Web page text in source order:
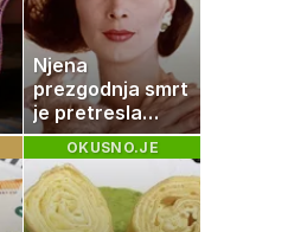
Njena
prezgodnja smrt
je pretresla
modni svet: za
slavo se je
skrivala
tragedija
OKUSNO.JE